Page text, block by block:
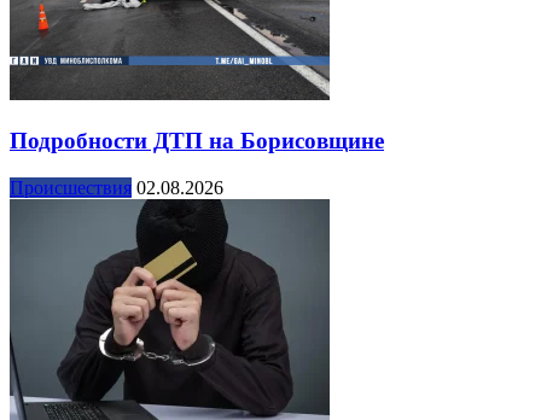
Подробности ДТП на Борисовщине
Происшествия 02.08.2026